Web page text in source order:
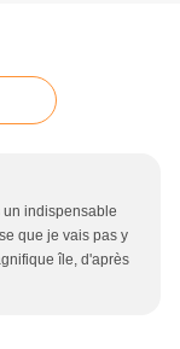
un indispensable
que je vais pas y
île, d'après